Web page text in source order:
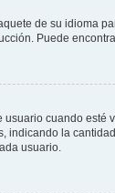
de su idioma
Puede
cuando
la
usuario.